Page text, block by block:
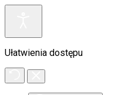
Ułatwienia dostępu